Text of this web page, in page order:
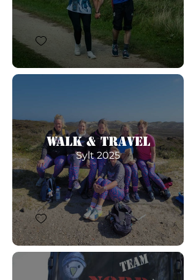
Walk & Travel
Sylt 2025